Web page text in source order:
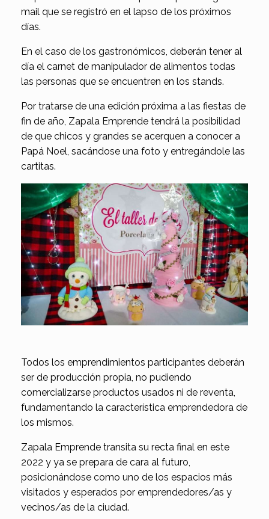
mail que se registró en el lapso de los próximos
días.
En el caso de los gastronómicos, deberán tener al
día el carnet de manipulador de alimentos todas
las personas que se encuentren en los stands.
Por tratarse de una edición próxima a las fiestas de
fin de año, Zapala Emprende tendrá la posibilidad
de que chicos y grandes se acerquen a conocer a
Papá Noel, sacándose una foto y entregándole las
cartitas.
Todos los emprendimientos participantes deberán
ser de producción propia, no pudiendo
comercializarse productos usados ni de reventa,
fundamentando la característica emprendedora de
los mismos.
Zapala Emprende transita su recta final en este
2022 y ya se prepara de cara al futuro,
posicionándose como uno de los espacios más
visitados y esperados por emprendedores/as y
vecinos/as de la ciudad.